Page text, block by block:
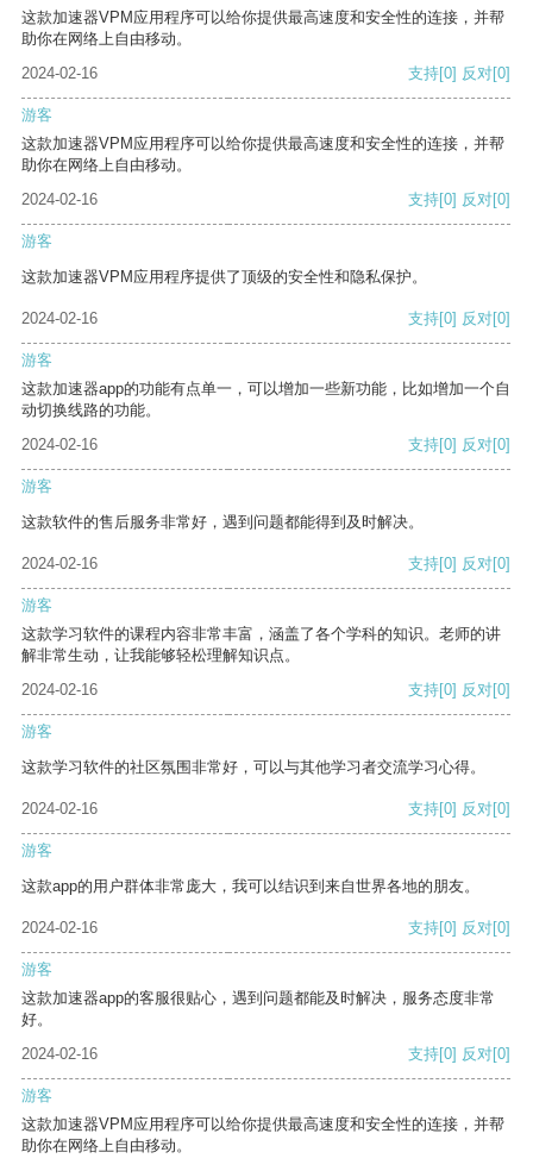
这款加速器VPM应用程序可以给你提供最高速度和安全性的连接，并帮
助你在网络上自由移动。
2024-02-16
支持[0] 反对[0]
游客
这款加速器VPM应用程序可以给你提供最高速度和安全性的连接，并帮
助你在网络上自由移动。
2024-02-16
支持[0] 反对[0]
游客
这款加速器VPM应用程序提供了顶级的安全性和隐私保护。
2024-02-16 支持[0] 反对[0]
游客
这款加速器app的功能有点单一，可以增加一些新功能，比如增加一个自
动切换线路的功能。
2024-02-16
支持[0] 反对[0]
游客
这款软件的售后服务非常好，遇到问题都能得到及时解决。
2024-02-16 支持[0] 反对[0]
游客
这款学习软件的课程内容非常丰富，涵盖了各个学科的知识。老师的讲
解非常生动，让我能够轻松理解知识点。
2024-02-16
支持[0] 反对[0]
游客
这款学习软件的社区氛围非常好，可以与其他学习者交流学习心得。
2024-02-16 支持[0] 反对[0]
游客
这款app的用户群体非常庞大，我可以结识到来自世界各地的朋友。
2024-02-16 支持[0] 反对[0]
游客
这款加速器app的客服很贴心，遇到问题都能及时解决，服务态度非常
好。
2024-02-16
支持[0] 反对[0]
游客
这款加速器VPM应用程序可以给你提供最高速度和安全性的连接，并帮
助你在网络上自由移动。